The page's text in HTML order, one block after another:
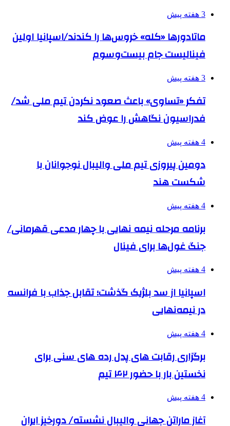
3 هفته پیش
ماتادورها «کله» خروس‌ها را کندند/اسپانیا اولین
فینالیست جام بیست‌وسوم
3 هفته پیش
تفکر «تساوی» باعث صعود نکردن تیم ملی شد/
فدراسیون نگاهش را عوض کند
4 هفته پیش
دومین پیروزی تیم ملی والیبال نوجوانان با
شکست هند
4 هفته پیش
برنامه مرحله نیمه نهایی با چهار مدعی قهرمانی/
جنگ غول‌ها برای فینال
4 هفته پیش
اسپانیا از سد بلژیک گذشت؛ تقابل جذاب با فرانسه
در نیمه‌نهایی
4 هفته پیش
برگزاری رقابت های پدل رده های سنی برای
نخستین بار با حضور ۴۲ تیم
4 هفته پیش
آغاز ماراتن جهانی والیبال نشسته/ دورخیز ایران